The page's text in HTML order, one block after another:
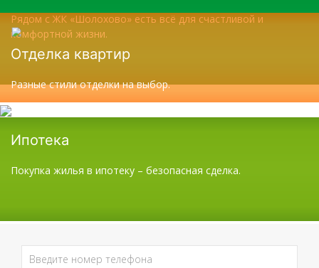
Рядом с ЖК «Шолохово» есть всё для счастливой и
комфортной жизни.
Отделка квартир
Разные стили отделки на выбор.
Ипотека
Покупка жилья в ипотеку – безопасная сделка.